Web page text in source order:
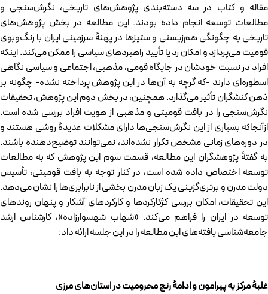
مقاله و کتاب در سه دسته‌بندی پژوهش‌های تاریخی، نگرش‌سنجی و
مطالعات توسعه انجام داده بودند. این مطالعه در بخش پژوهش‌های
تاریخی به چگونگی هم‌زیستی و ستیز‌ها در پهنهٔ سرزمینی ایران با رنگ‌وبوی
قومیت می‌پردازد و امکان رد یا تأیید راهبردهای سیاسی را ممکن می‌کند. اینکه
افراد در نسبت خودشان در جایگاه قومی، مذهبی، اجتماعی و سیاسی نگاهی
اسطوره‌ای دارند -که گرچه به آن‌ها در این پژوهش پرداخته نشده- چگونه بر
ذهن کنشگران تأثیر می‌گذارد. همچنین، در بخش دوم این پژوهش، تحقیقات
نگرش‌سنجی را در بافت قومیتی و مذهبی از هویت افراد بررسی شده است.
ازآنجاکه بسیاری از این نگرش‌سنجی‌ها دارای مشکلات عدیده‌ٔ روشی هستند و
در دوره‌های زمانی مشخص تکرار نشده‌اند، نمی‌توانند توضیح‌دهنده باشند.
به گفتهٔ پژوهشگران این مطالعه، قسمت سوم این پژوهش که به مطالعات
توسعه اختصاص داده شده است، در کنار توجه به بافت قومیتی، تأسیس
دولت مدرن و برتری‌گزینی یک زبان مدرن بخشی از نابرابری‌ها را نشان می‌دهد.
این تحقیقات، امکان بررسی کژکارکرد‌ها و کارکردهای آشکار و پنهان روندهای
توسعه در ایران را فراهم می‌کند. «شهاب شهسوارزاده»، کارشناس ارشد
جامعه‌شناسی یافته‌های این مطالعه را در این جلسه ارائه داد:
غلبهمرکز به پیرامون و ادامهرنج محرومیت در استان‌های مرزی